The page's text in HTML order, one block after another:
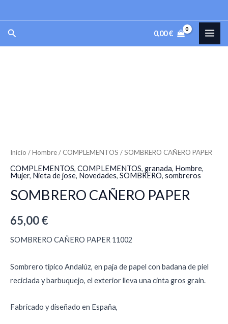
al
contenido
Buscar 0,00€
Inicio /Hombre/ COMPLEMENTOS / SOMBRERO CAÑERO PAPER
COMPLEMENTOS, COMPLEMENTOS, granada, Hombre,
Mujer, Nieta de jose, Novedades, SOMBRERO, sombreros
SOMBRERO CAÑERO PAPER
65,00€
SOMBRERO CAÑERO PAPER 11002
Sombrero típico Andalúz, en paja de papel con badana de piel
reciclada y barbuquejo, el exterior lleva una cinta gros grain.
Fabricado y diseñado en España,